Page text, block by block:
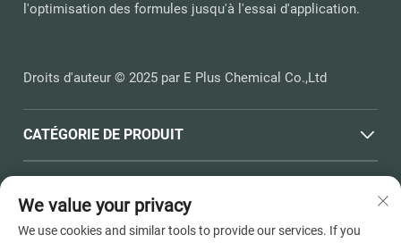
l'optimisation des formules jusqu'à l'essai d'application.
Droits d'auteur © 2025 par E Plus Chemical Co.,Ltd
CATÉGORIE DE PRODUIT
COORDONNÉES
We value your privacy
We use cookies and similar tools to provide our services. If you